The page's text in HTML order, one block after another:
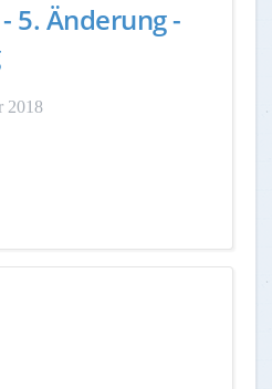
5. Änderung -
2018